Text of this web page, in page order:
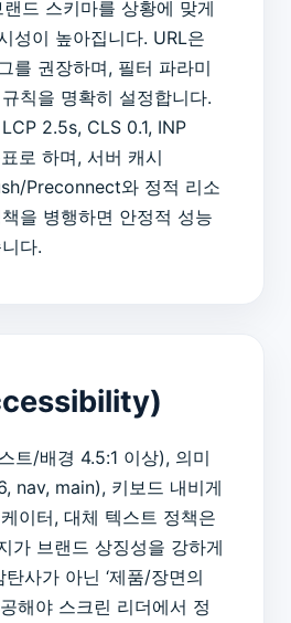
랜드 스키마를 상황에 맞게
성이 높아집니다. URL은
를 권장하며, 필터 파라미
칙을 명확히 설정합니다.
2.5s, CLS 0.1, INP
로 하며, 서버 캐시
Preconnect와 정적 리소
을 병행하면 안정적 성능
다.
트/배경 4.5:1 이상), 의미
nav, main), 키보드 내비게
이터, 대체 텍스트 정책은
가 브랜드 상징성을 강하게
사가 아닌 ‘제품/장면의
해야 스크린 리더에서 정